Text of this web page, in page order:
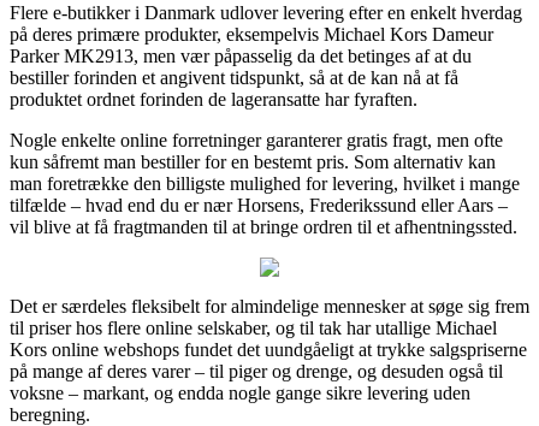
Flere e-butikker i Danmark udlover levering efter en enkelt hverdag
på deres primære produkter, eksempelvis Michael Kors Dameur
Parker MK2913, men vær påpasselig da det betinges af at du
bestiller forinden et angivent tidspunkt, så at de kan nå at få
produktet ordnet forinden de lageransatte har fyraften.
Nogle enkelte online forretninger garanterer gratis fragt, men ofte
kun såfremt man bestiller for en bestemt pris. Som alternativ kan
man foretrække den billigste mulighed for levering, hvilket i mange
tilfælde – hvad end du er nær Horsens, Frederikssund eller Aars –
vil blive at få fragtmanden til at bringe ordren til et afhentningssted.
Det er særdeles fleksibelt for almindelige mennesker at søge sig frem
til priser hos flere online selskaber, og til tak har utallige Michael
Kors online webshops fundet det uundgåeligt at trykke salgspriserne
på mange af deres varer – til piger og drenge, og desuden også til
voksne – markant, og endda nogle gange sikre levering uden
beregning.